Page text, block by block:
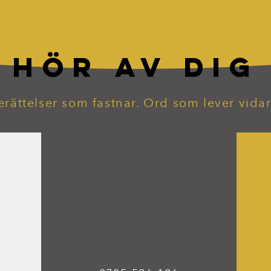
HÖR AV DIG
som fastnar. Ord som lever